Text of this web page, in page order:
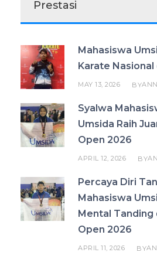
Prestasi
Mahasiswa
Karate Nasional
MAY 13, 2026 BY
Syalwa
Umsida Raih
Open 2026
APRIL 12, 2026 BY
Percaya Diri
Mahasiswa
Mental Tanding
Open 2026
APRIL 11, 2026 BY